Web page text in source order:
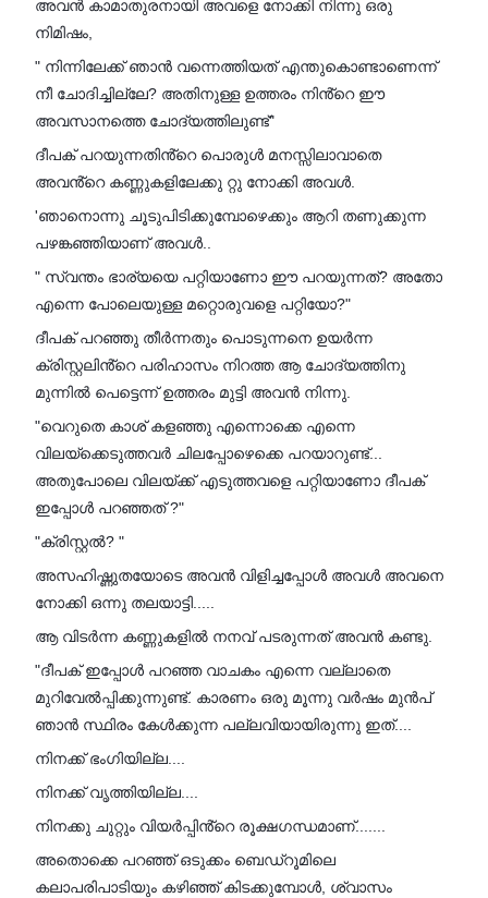
അവൻ കാമാതുരനായി അവളെ നോക്കി നിന്നു ഒരു
നിമിഷം,
" നിന്നിലേക്ക് ഞാൻ വന്നെത്തിയത് എന്തുകൊണ്ടാണെന്ന്
നീ ചോദിച്ചില്ലേ? അതിനുള്ള ഉത്തരം നിൻ്റെ ഈ
അവസാനത്തെ ചോദ്യത്തിലുണ്ട്"
ദീപക് പറയുന്നതിൻ്റെ പൊരുൾ മനസ്സിലാവാതെ
അവൻ്റെ കണ്ണുകളിലേക്കു റ്റു നോക്കി അവൾ.
'ഞാനൊന്നു ചൂടുപിടിക്കുമ്പോഴെക്കും ആറി തണുക്കുന്ന
പഴങ്കഞ്ഞിയാണ് അവൾ..
" സ്വന്തം ഭാര്യയെ പറ്റിയാണോ ഈ പറയുന്നത്? അതോ
എന്നെ പോലെയുള്ള മറ്റൊരുവളെ പറ്റിയോ?"
ദീപക് പറഞ്ഞു തീർന്നതും പൊടുന്നനെ ഉയർന്ന
ക്രിസ്റ്റലിൻ്റെ പരിഹാസം നിറത്ത ആ ചോദ്യത്തിനു
മുന്നിൽ പെട്ടെന്ന് ഉത്തരം മുട്ടി അവൻ നിന്നു.
"വെറുതെ കാശ് കളഞ്ഞു എന്നൊക്കെ എന്നെ
വിലയ്ക്കെടുത്തവർ ചിലപ്പോഴെക്കെ പറയാറുണ്ട്...
അതുപോലെ വിലയ്ക്ക് എടുത്തവളെ പറ്റിയാണോ ദീപക്
ഇപ്പോൾ പറഞ്ഞത് ?"
"ക്രിസ്റ്റൽ? "
അസഹിഷ്ണുതയോടെ അവൻ വിളിച്ചപ്പോൾ അവൾ അവനെ
നോക്കി ഒന്നു തലയാട്ടി.....
ആ വിടർന്ന കണ്ണുകളിൽ നനവ് പടരുന്നത് അവൻ കണ്ടു.
"ദീപക് ഇപ്പോൾ പറഞ്ഞ വാചകം എന്നെ വല്ലാതെ
മുറിവേൽപ്പിക്കുന്നുണ്ട്. കാരണം ഒരു മൂന്നു വർഷം മുൻപ്
ഞാൻ സ്ഥിരം കേൾക്കുന്ന പല്ലവിയായിരുന്നു ഇത്....
നിനക്ക് ഭംഗിയില്ല....
നിനക്ക് വൃത്തിയില്ല....
നിനക്കു ചുറ്റും വിയർപ്പിൻ്റെ രൂക്ഷഗന്ധമാണ്.......
അതൊക്കെ പറഞ്ഞ് ഒടുക്കം ബെഡ്റൂമിലെ
കലാപരിപാടിയും കഴിഞ്ഞ് കിടക്കുമ്പോൾ, ശ്വാസം